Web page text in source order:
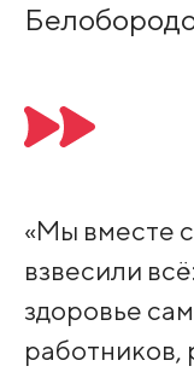
«Мы вместе
взвесили
здоровье
работников,